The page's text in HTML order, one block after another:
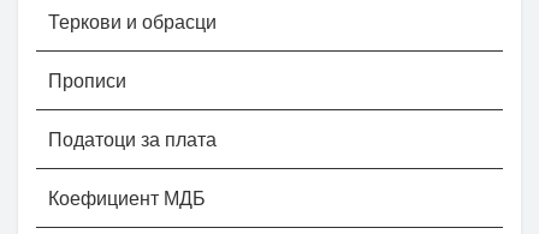
Теркови и обрасци
Прописи
Податоци за плата
Коефициент МДБ